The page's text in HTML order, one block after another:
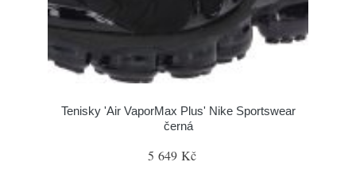
Tenisky 'Air VaporMax Plus' Nike Sportswear
černá
5 649 Kč